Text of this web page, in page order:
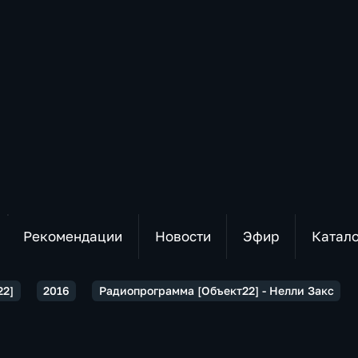
Рекомендации Новости Эфир
2016 Радиопрограмма [Объект22] - Нелли Закс